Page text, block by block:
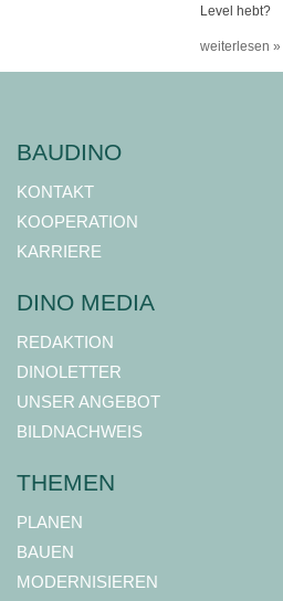
Level hebt?
weiterlesen »
BAUDINO
KONTAKT
KOOPERATION
KARRIERE
DINO MEDIA
REDAKTION
DINOLETTER
UNSER ANGEBOT
BILDNACHWEIS
THEMEN
PLANEN
BAUEN
MODERNISIEREN